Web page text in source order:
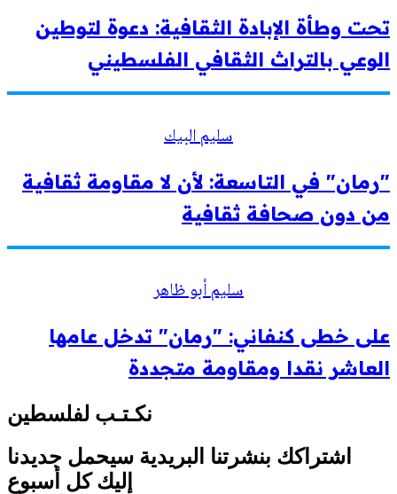
تحت وطأة الإبادة الثقافية: دعوة لتوطين
الوعي بالتراث الثقافي الفلسطيني
سليم البيك
"رمان" في التاسعة: لأن لا مقاومة ثقافية
من دون صحافة ثقافية
سليم أبو ظاهر
على خطى كنفاني: "رمان" تدخل عامها
العاشر نقدا ومقاومة متجددة
نكـتـب لفلسطين
اشتراكك بنشرتنا البريدية سيحمل جديدنا
إليك كل أسبوع